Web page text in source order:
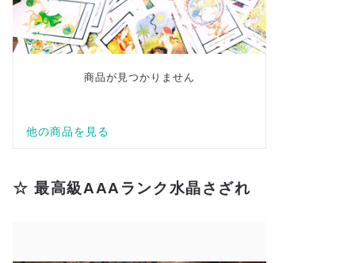
☆ 最高級AAAランク水晶さざれ